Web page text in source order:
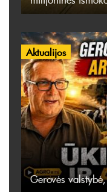
Aktualijos
Gerovės